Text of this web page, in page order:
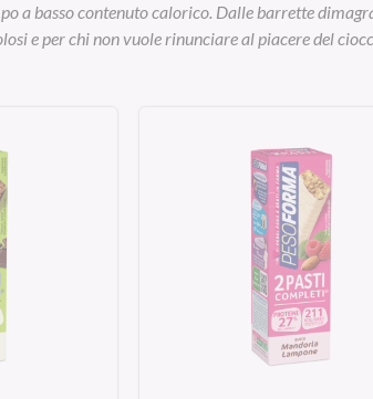
a basso contenuto calorico. Dalle barrette
e per chi non vuole rinunciare al piacere del